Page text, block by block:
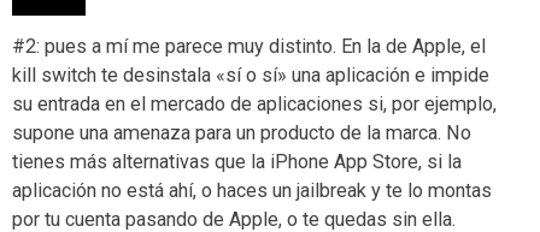
#2: pues a mí me parece muy distinto. En la de Apple, el
kill switch te desinstala «sí o sí» una aplicación e impide
su entrada en el mercado de aplicaciones si, por ejemplo,
supone una amenaza para un producto de la marca. No
tienes más alternativas que la iPhone App Store, si la
aplicación no está ahí, o haces un jailbreak y te lo montas
por tu cuenta pasando de Apple, o te quedas sin ella.